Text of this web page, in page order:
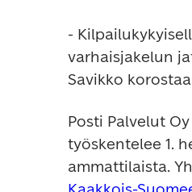
-
varhaisjakelun
Savikko
Posti Palvelut
työskentelee 1.
ammattilaista.